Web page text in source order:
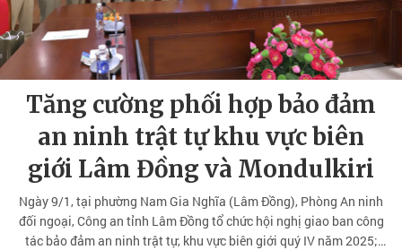
Tăng cường phối hợp bảo đảm
an ninh trật tự khu vực biên
giới Lâm Đồng và Mondulkiri
Ngày 9/1, tại phường Nam Gia Nghĩa (Lâm Đồng), Phòng An ninh
đối ngoại, Công an tỉnh Lâm Đồng tổ chức hội nghị giao ban công
tác bảo đảm an ninh trật tự, khu vực biên giới quý IV năm 2025;